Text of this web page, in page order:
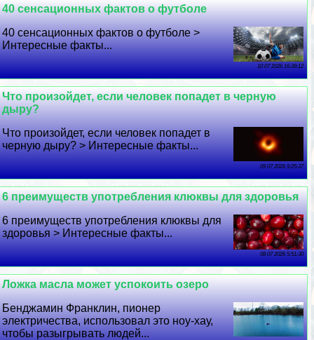
40 сенсационных фактов о футболе
40 сенсационных фактов о футболе >
Интересные факты...
10 07 2026 16:39:12
Что произойдет, если человек попадет в черную
дыру?
Что произойдет, если человек попадет в
черную дыру? > Интересные факты...
09 07 2026 9:25:37
6 преимуществ употрeбления клюквы для здоровья
6 преимуществ употрeбления клюквы для
здоровья > Интересные факты...
08 07 2026 5:51:30
Ложка масла может успокоить озеро
Бенджамин Франклин, пионер
электричества, использовал это ноу-хау,
чтобы разыгрывать людей...